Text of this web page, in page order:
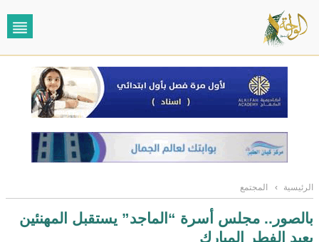
الرئيسية › المجتمع
بالصور.. مجلس أسرة “الماجد” يستقبل المهنئين
بعيد الفطر المبارك